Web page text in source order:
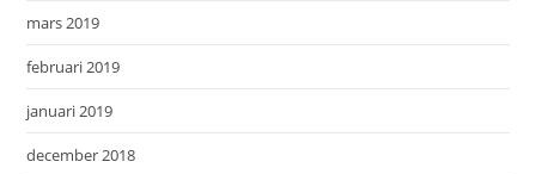
mars 2019
februari 2019
januari 2019
december 2018